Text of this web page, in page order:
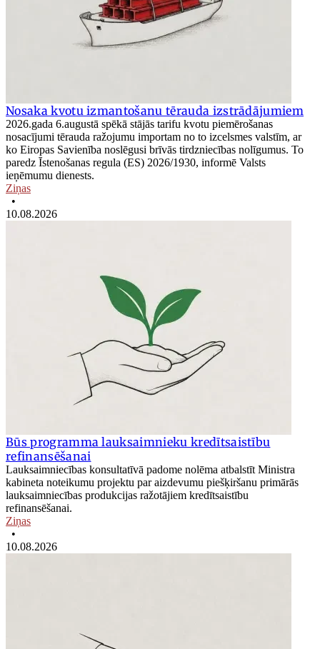
Nosaka kvotu izmantošanu tērauda izstrādājumiem
2026.gada 6.augustā spēkā stājās tarifu kvotu piemērošanas
nosacījumi tērauda ražojumu importam no to izcelsmes valstīm, ar
ko Eiropas Savienība noslēgusi brīvās tirdzniecības nolīgumus. To
paredz Īstenošanas regula (ES) 2026/1930, informē Valsts
ieņēmumu dienests.
Ziņas
•
10.08.2026
Būs programma lauksaimnieku kredītsaistību
refinansēšanai
Lauksaimniecības konsultatīvā padome nolēma atbalstīt Ministra
kabineta noteikumu projektu par aizdevumu piešķiršanu primārās
lauksaimniecības produkcijas ražotājiem kredītsaistību
refinansēšanai.
Ziņas
•
10.08.2026